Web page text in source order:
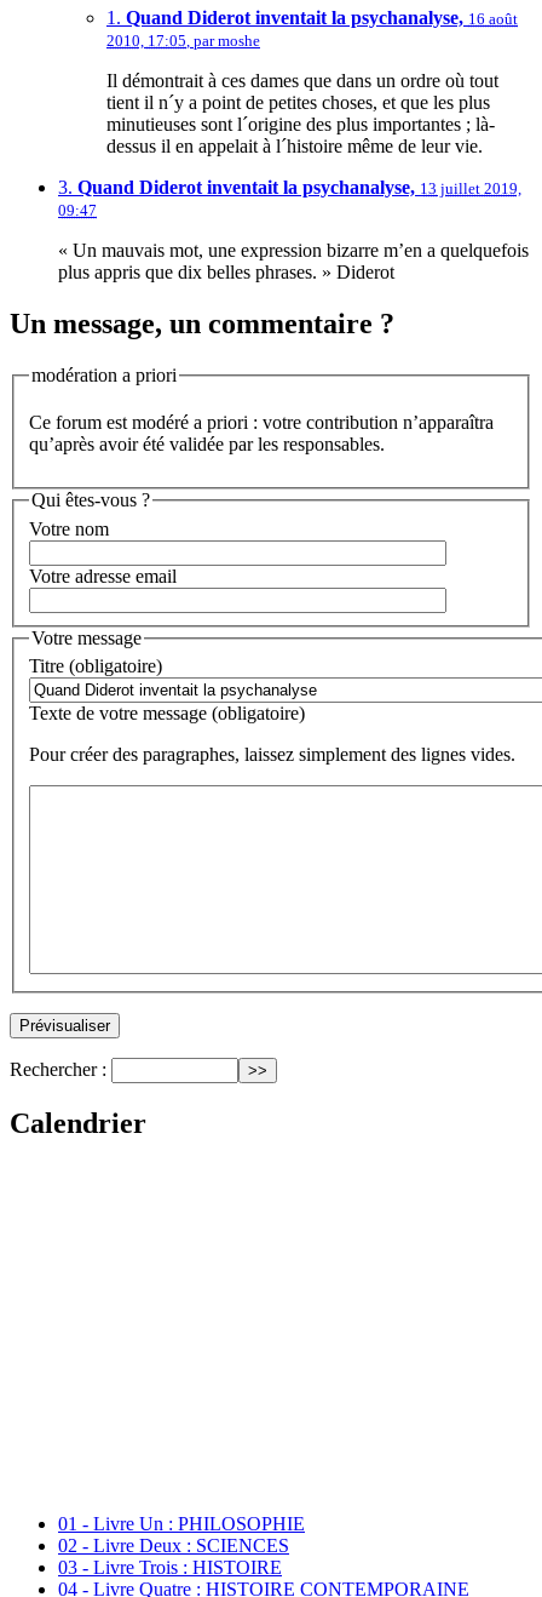
1. Quand Diderot inventait la psychanalyse, 16 août
2010, 17:05 parmoshe
Il démontrait à ces dames que dans un ordre où tout
tient il n´y a point de petites choses, et que les plus
minutieuses sont l´origine des plus importantes ; là-
dessus il en appelait à l´histoire même de leur vie.
3. Quand Diderot inventait la psychanalyse, 13 juillet 2019,
09:47
« Un mauvais mot, une expression bizarre m’en a quelquefois
plus appris que dix belles phrases. » Diderot
Un message, un commentaire ?
modération a priori
Ce forum est modéré a priori : votre contribution n’apparaîtra
qu’après avoir été validée par les responsables.
Qui êtes-vous ?
Votre nom
Votre adresse email
Votre message
Titre (obligatoire)
Texte de votre message (obligatoire)
Pour créer des paragraphes, laissez simplement des lignes vides.
Rechercher :
Calendrier
01 - Livre Un : PHILOSOPHIE
02 - Livre Deux : SCIENCES
03 - Livre Trois : HISTOIRE
04 - Livre Quatre : HISTOIRE CONTEMPORAINE